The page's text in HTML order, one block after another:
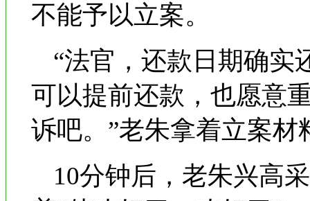
不能予以立案。
“法官，还款日期确实
可以提前还款，也愿意
诉吧。”老朱拿着立案
10分钟后，老朱兴高